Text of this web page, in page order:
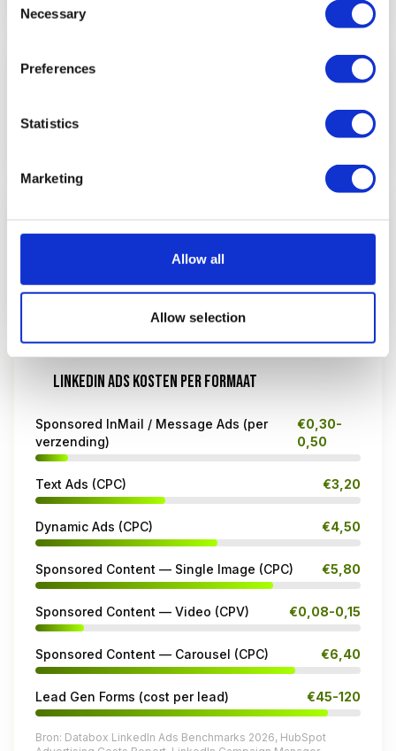
Selection
Necessary
Preferences
Statistics
Marketing
Allow all
Allow selection
2,4x
hogere lead-kwaliteit vs. andere social
LinkedIn Marketing Solutions 2026
LINKEDIN ADS KOSTEN PER FORMAAT
Sponsored InMail / Message Ads (per
verzending)
€0,30-
0,50
Text Ads (CPC) €3,20
Dynamic Ads (CPC) €4,50
Sponsored Content — Single Image (CPC) €5,80
Sponsored Content — Video (CPV) €0,08-0,15
Sponsored Content — Carousel (CPC) €6,40
Lead Gen Forms (cost per lead) €45-120
Bron: Databox LinkedIn Ads Benchmarks 2026, HubSpot